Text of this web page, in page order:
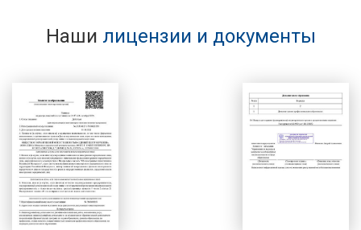
Наши лицензии и документы